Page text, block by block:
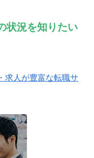
状況を知りたい
求人が豊富な転職サ